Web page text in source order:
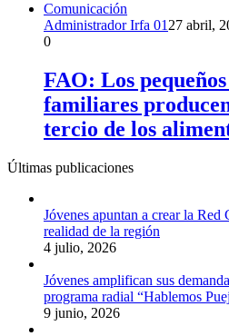
Comunicación
Administrador Irfa 01 27 abril,
0
FAO: Los
familiares
tercio de los
Últimas publicaciones
Jóvenes apuntan a crear la
realidad de la región
4 julio, 2026
Jóvenes amplifican sus
programa radial “Hablemos
9 junio, 2026